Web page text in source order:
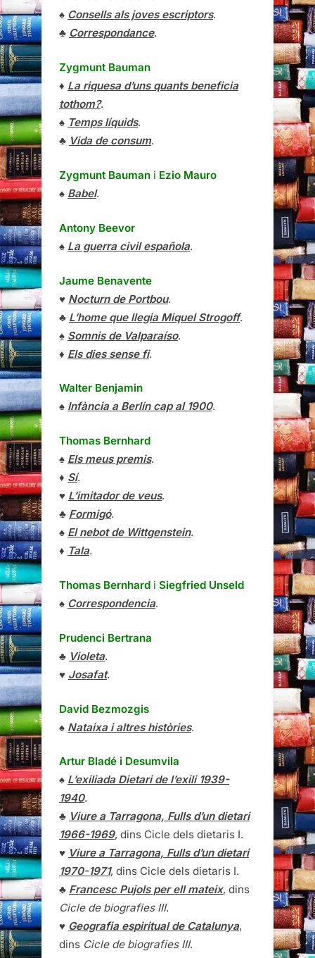
♠ Consells als joves escriptors.
♣ Correspondance.
Zygmunt Bauman
♦ La riquesa d’uns quants beneficia
tothom?.
♠ Temps líquids.
♣ Vida de consum.
Zygmunt Bauman i Ezio Mauro
♠ Babel.
Antony Beevor
♠ La guerra civil española.
Jaume Benavente
♥ Nocturn de Portbou.
♣ L’home que llegia Miquel Strogoff.
♠ Somnis de Valparaíso.
♦ Els dies sense fi.
Walter Benjamin
♠ Infància a Berlín cap al 1900.
Thomas Bernhard
♠ Els meus premis.
♦ Sí.
♥ L’imitador de veus.
♣ Formigó.
♠ El nebot de Wittgenstein.
♦ Tala.
Thomas Bernhard i Siegfried Unseld
♠ Correspondencia.
Prudenci Bertrana
♣ Violeta.
♥ Josafat.
David Bezmozgis
♠ Nataixa i altres històries.
Artur Bladé i Desumvila
♠ L’exiliada Dietari de l’exili 1939-
1940.
♣ Viure a Tarragona, Fulls d’un dietari
1966-1969, dins Cicle dels dietaris I.
♥ Viure a Tarragona, Fulls d’un dietari
1970-1971, dins Cicle dels dietaris I.
♣ Francesc Pujols per ell mateix, dins
Cicle de biografies III.
♥ Geografia espiritual de Catalunya,
dins Cicle de biografies III.